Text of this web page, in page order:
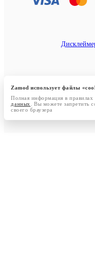
Zamod использует файлы
Полная информация в
данных
. Вы можете запретить
своего браузера